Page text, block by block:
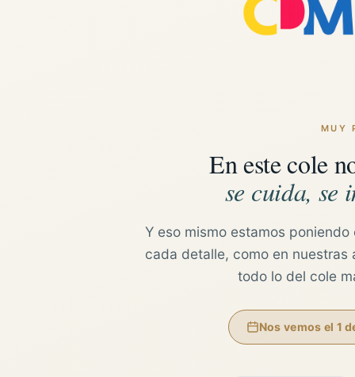
MUY
En este cole
se cuida, se
Y eso mismo estamos
cada detalle, como en nuestras
todo lo del cole
Nos vemos el 1